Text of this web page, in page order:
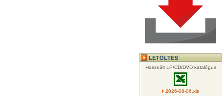
Használt LP/CD/DVD katalógus
2026-08-06.xls